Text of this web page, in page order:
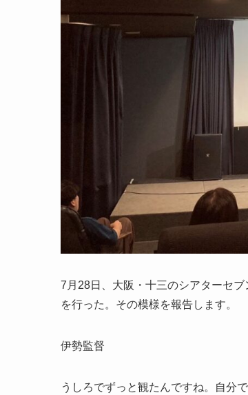
7月28日、大阪・十三のシアターセ
を行った。その模様を報告します。
伊勢監督
うしろでずっと観たんですね。自分